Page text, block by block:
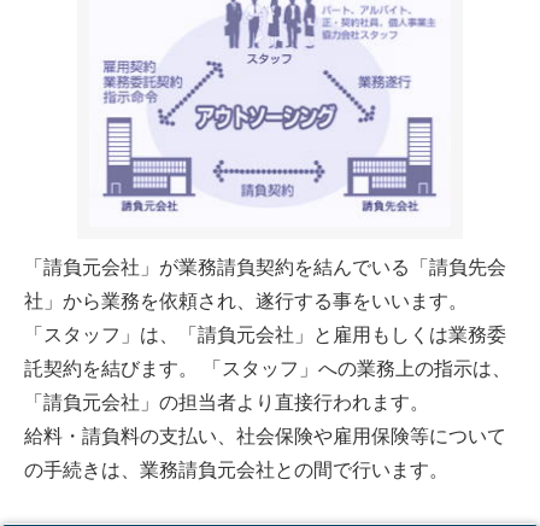
「請負元会社」が業務請負契約を結んでいる「請負先会
社」から業務を依頼され、遂行する事をいいます。
「スタッフ」は、「請負元会社」と雇用もしくは業務委
託契約を結びます。 「スタッフ」への業務上の指示は、
「請負元会社」の担当者より直接行われます。
給料・請負料の支払い、社会保険や雇用保険等について
の手続きは、業務請負元会社との間で行います。